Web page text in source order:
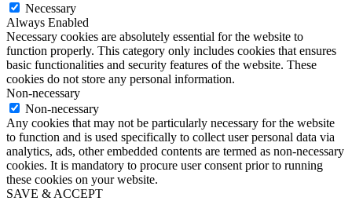
Necessary
Always Enabled
Necessary cookies are absolutely essential for the website to
function properly. This category only includes cookies that ensures
basic functionalities and security features of the website. These
cookies do not store any personal information.
Non-necessary
Non-necessary
Any cookies that may not be particularly necessary for the website
to function and is used specifically to collect user personal data via
analytics, ads, other embedded contents are termed as non-necessary
cookies. It is mandatory to procure user consent prior to running
these cookies on your website.
SAVE & ACCEPT